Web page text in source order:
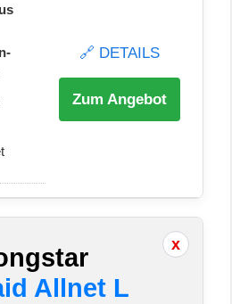
🔗 DETAILS
Zum Angebot
Allnet L